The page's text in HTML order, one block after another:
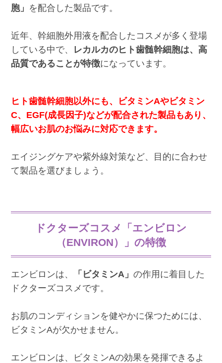
胞」 を配合した製品です。
近年、幹細胞外用液を配合したコスメが多く登場
している中で、
レカルカのヒト歯髄幹細胞は、高
品質であることが特徴になっています。
ヒト歯髄幹細胞以外にも、ビタミンAやビタミン
C、EGF(成長因子)などが配合された製品もあり、
幅広いお肌のお悩みに対応できます。
エイジングケアや紫外線対策など、目的に合わせ
て製品を選びましょう。
ドクターズコスメ「エンビロン
（ENVIRON）」の特徴
エンビロンは、 「ビタミンA」 の作用に着目した
ドクターズコスメです。
お肌のコンディションを健やかに保つためには、
ビタミンAが欠かせません。
エンビロンは、ビタミンAの効果を発揮できるよ